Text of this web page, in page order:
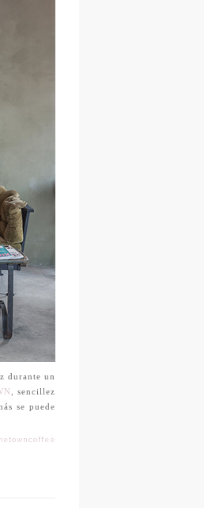
durante un
sencillez
se puede